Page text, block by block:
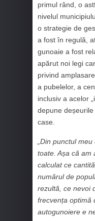
primul rând, o
nivelul
o strategie de
a fost în regulă,
gunoaie a fost
apărut noi legi
privind
a pubelelor, a
inclusiv a acelor
depune
case.
„Din punctul
toate. Așa că am
calculat ce
numărul de
rezultă, ce nevoi
frecvența optimă
autogunoiere e